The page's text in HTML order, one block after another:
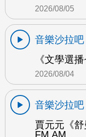
2026/08/05
音樂沙拉吧
《文學選
2026/08/04
音樂沙拉吧
賈元元《舒
FM AM